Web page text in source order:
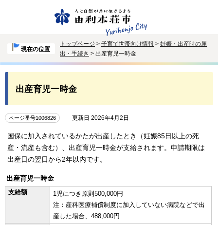
現在の位置
トップページ > 子育て世帯向け情報 > 妊娠・出産時の届
出・手続き > 出産育児一時金
出産育児一時金
ページ番号1006826 更新日 2026年4月2日
国保に加入されているかたが出産したとき（妊娠85日以上の死
産・流産も含む）、出産育児一時金が支給されます。申請期限は
出産日の翌日から2年以内です。
出産育児一時金
支給額
1児につき原則500,000円
注：産科医療補償制度に加入していない病院などで出
産した場合、488,000円